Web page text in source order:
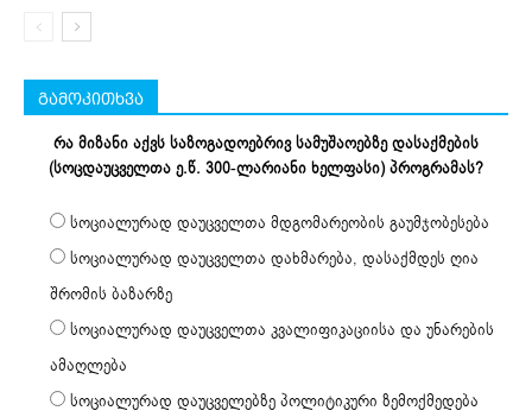
გამოკითხვა
რა მიზანი აქვს საზოგადოებრივ სამუშაოებზე დასაქმების
(სოცდაუცველთა ე.წ. 300-ლარიანი ხელფასი) პროგრამას?
სოციალურად დაუცველთა მდგომარეობის გაუმჯობესება
სოციალურად დაუცველთა დახმარება, დასაქმდეს ღია
შრომის ბაზარზე
სოციალურად დაუცველთა კვალიფიკაციისა და უნარების
ამაღლება
სოციალურად დაუცველებზე პოლიტიკური ზემოქმედება